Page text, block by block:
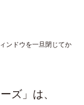
ンドウを一旦閉じてか
ズ」は、